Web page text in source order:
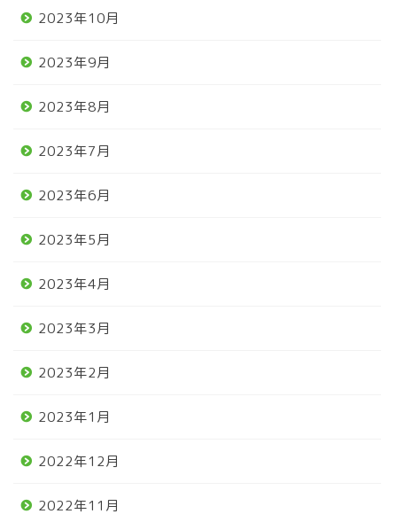
2023年10月
2023年9月
2023年8月
2023年7月
2023年6月
2023年5月
2023年4月
2023年3月
2023年2月
2023年1月
2022年12月
2022年11月